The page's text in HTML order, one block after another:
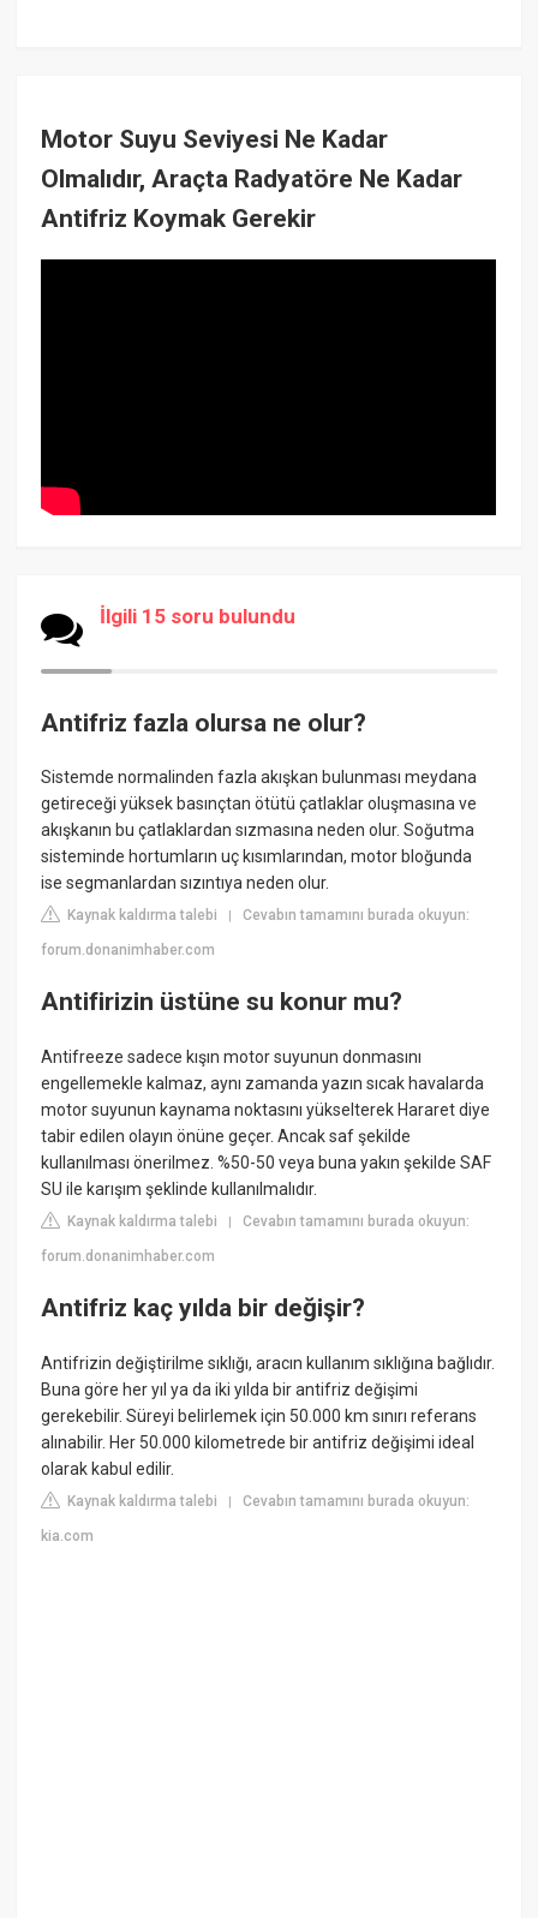
Motor Suyu Seviyesi Ne Kadar
Olmalıdır, Araçta Radyatöre Ne Kadar
Antifriz Koymak Gerekir
İlgili 15 soru bulundu
Antifriz fazla olursa ne olur?
Sistemde normalinden fazla akışkan bulunması meydana
getireceği yüksek basınçtan ötütü çatlaklar oluşmasına ve
akışkanın bu çatlaklardan sızmasına neden olur. Soğutma
sisteminde hortumların uç kısımlarından, motor bloğunda
ise segmanlardan sızıntıya neden olur.
Kaynak kaldırma talebi |Cevabın tamamını burada okuyun:
forum.donanimhaber.com
Antifirizin üstüne su konur mu?
Antifreeze sadece kışın motor suyunun donmasını
engellemekle kalmaz, aynı zamanda yazın sıcak havalarda
motor suyunun kaynama noktasını yükselterek Hararet diye
tabir edilen olayın önüne geçer. Ancak saf şekilde
kullanılması önerilmez. %50-50 veya buna yakın şekilde SAF
SU ile karışım şeklinde kullanılmalıdır.
Kaynak kaldırma talebi |Cevabın tamamını burada okuyun:
forum.donanimhaber.com
Antifriz kaç yılda bir değişir?
Antifrizin değiştirilme sıklığı, aracın kullanım sıklığına bağlıdır.
Buna göre her yıl ya da iki yılda bir antifriz değişimi
gerekebilir. Süreyi belirlemek için 50.000 km sınırı referans
alınabilir. Her 50.000 kilometrede bir antifriz değişimi ideal
olarak kabul edilir.
Kaynak kaldırma talebi |Cevabın tamamını burada okuyun:
kia.com